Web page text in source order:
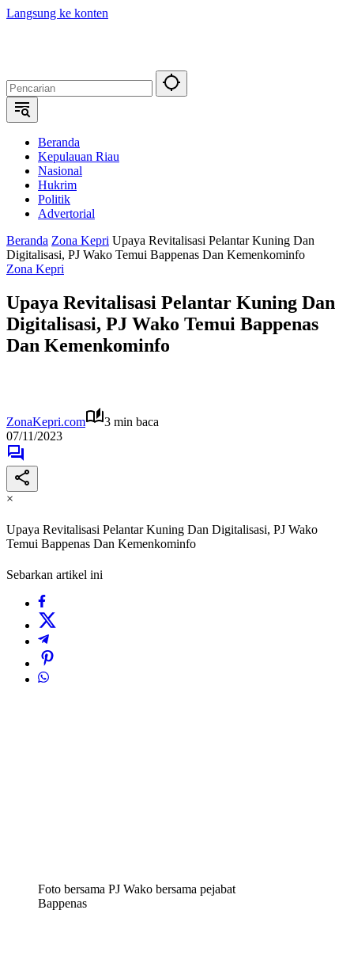
Langsung ke konten
Beranda
Kepulauan Riau
Nasional
Hukrim
Politik
Advertorial
Beranda Zona Kepri Upaya Revitalisasi Pelantar Kuning Dan
Digitalisasi, PJ Wako Temui Bappenas Dan Kemenkominfo
Zona Kepri
Upaya Revitalisasi Pelantar Kuning Dan
Digitalisasi, PJ Wako Temui Bappenas
Dan Kemenkominfo
ZonaKepri.com
3 min baca
07/11/2023
×
Upaya Revitalisasi Pelantar Kuning Dan Digitalisasi, PJ Wako
Temui Bappenas Dan Kemenkominfo
Sebarkan artikel ini
Foto bersama PJ Wako bersama pejabat
Bappenas